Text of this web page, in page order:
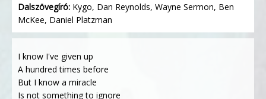
Dalszövegíró: Kygo, Dan Reynolds, Wayne Sermon, Ben
McKee, Daniel Platzman
I know I've given up
A hundred times before
But I know a miracle
Is not something to ignore